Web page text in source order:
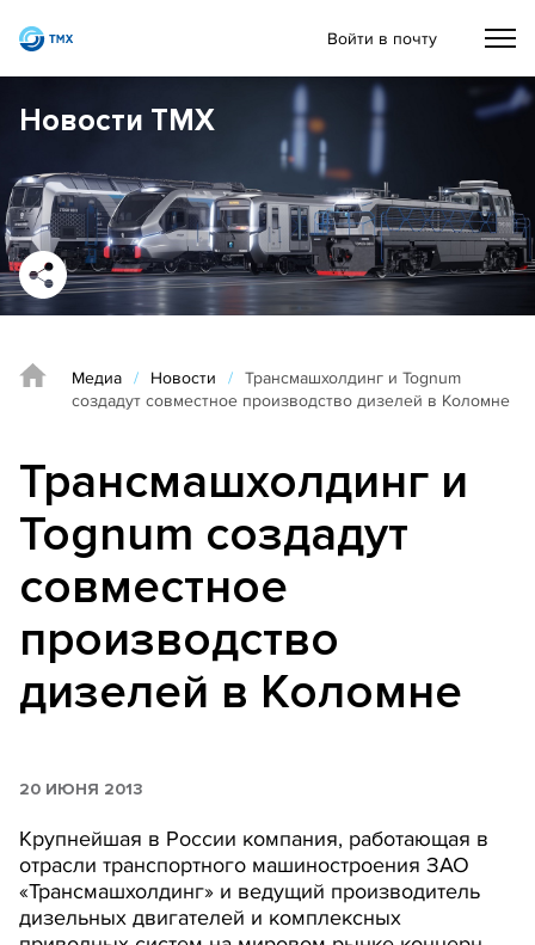
Войти в почту
Новости ТМХ
Медиа / Новости / Трансмашхолдинг и Tognum
создадут совместное производство дизелей в Коломне
Трансмашхолдинг и
Tognum создадут
совместное
производство
дизелей в Коломне
20 ИЮНЯ 2013
Крупнейшая в России компания, работающая в
отрасли транспортного машиностроения ЗАО
«Трансмашхолдинг» и ведущий производитель
дизельных двигателей и комплексных